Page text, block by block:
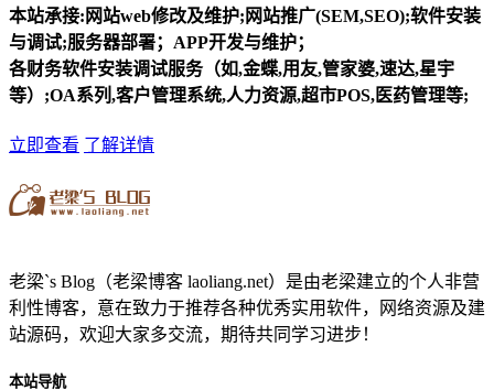
本站承接:网站web修改及维护;网站推广(SEM,SEO);软件安装
与调试;服务器部署；APP开发与维护；
各财务软件安装调试服务（如,金蝶,用友,管家婆,速达,星宇
等）;OA系列,客户管理系统,人力资源,超市POS,医药管理等;
立即查看 了解详情
老梁`s Blog（老梁博客 laoliang.net）是由老梁建立的个人非营
利性博客，意在致力于推荐各种优秀实用软件，网络资源及建
站源码，欢迎大家多交流，期待共同学习进步！
本站导航